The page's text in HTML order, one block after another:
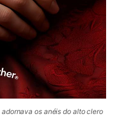
os anéis do alto clero